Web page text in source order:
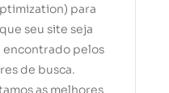
para
seu site seja
encontrado pelos
de busca.
as melhores